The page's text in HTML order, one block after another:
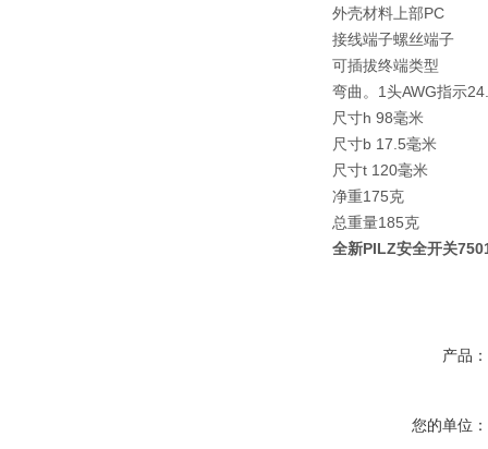
外壳材料上部PC
接线端子螺丝端子
可插拔终端类型
弯曲。1头AWG指示
尺寸h 98毫米
尺寸b 17.5毫米
尺寸t 120毫米
净重175克
总重量185克
全新PILZ安全开关
产品：
您的单位：